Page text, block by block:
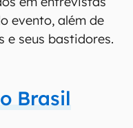
evento, além de
e seus bastidores.
Brasil